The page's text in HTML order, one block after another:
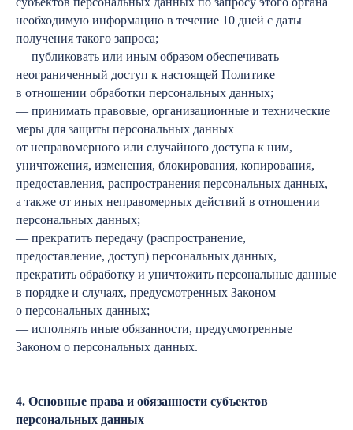
необходимую информацию в течение 10 дней с даты
получения такого запроса;
— публиковать или иным образом обеспечивать
неограниченный доступ к настоящей Политике
в отношении обработки персональных данных;
— принимать правовые, организационные и технические
меры для защиты персональных данных
от неправомерного или случайного доступа к ним,
уничтожения, изменения, блокирования, копирования,
предоставления, распространения персональных данных,
а также от иных неправомерных действий в отношении
персональных данных;
— прекратить передачу (распространение,
предоставление, доступ) персональных данных,
прекратить обработку и уничтожить персональные данные
в порядке и случаях, предусмотренных Законом
о персональных данных;
— исполнять иные обязанности, предусмотренные
Законом о персональных данных.
4. Основные права и обязанности субъектов
персональных данных